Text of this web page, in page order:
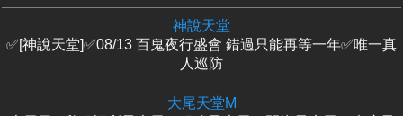
神說天堂
✅[神說天堂]✅08/13 百鬼夜行盛會 錯過只能再等一年✅唯一真
人巡防
大尾天堂M